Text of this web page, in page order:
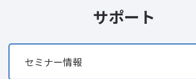
サポート
セミナー情報